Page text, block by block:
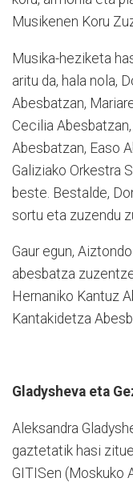
Musikenen Koru
Musika-heziketa
aritu da, hala nola,
Abesbatzan,
Cecilia
Abesbatzan, Easo
Galiziako Orkestra
beste. Bestalde,
sortu eta zuzendu
Gaur egun,
abesbatza
Hernaniko Kantuz
Kantakidetza
Gladysheva eta
Aleksandra
gaztetatik hasi
GITISen (Moskuko